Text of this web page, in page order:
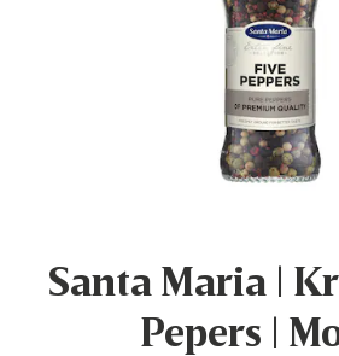
Santa Maria |
Pepers |